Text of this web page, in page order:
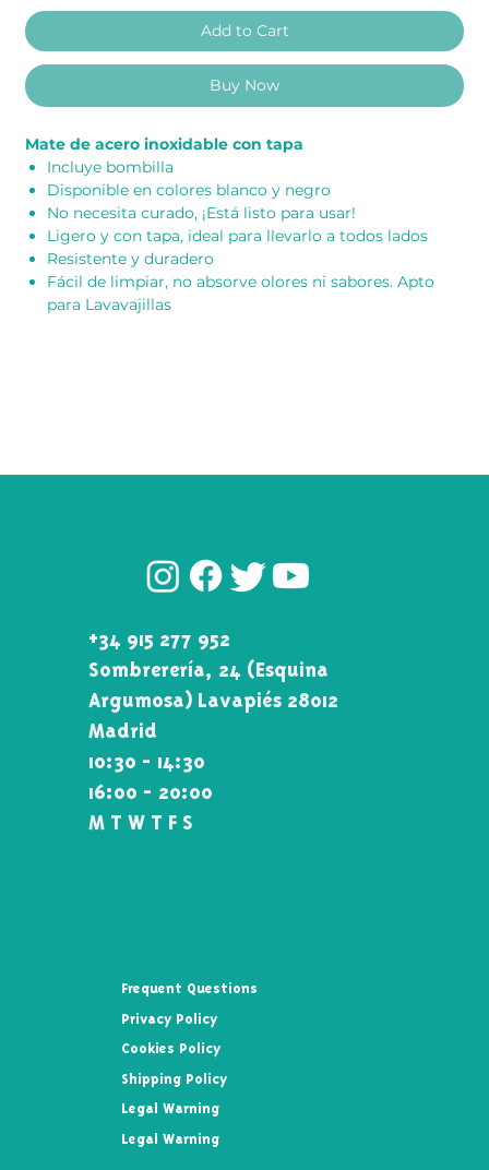
Add to Cart
Buy Now
Mate de acero inoxidable con tapa
Incluye bombilla
Disponible en colores blanco y negro
No necesita curado, ¡Está listo para usar!
Ligero y con tapa, ideal para llevarlo a todos lados
Resistente y duradero
Fácil de limpiar, no absorve olores ni sabores. Apto
para Lavavajillas
+34 915 277 952
Sombrerería, 24 (Esquina\
Argumosa) Lavapiés 28012
Madrid
10:30 - 14:30
16:00 - 20:00
M T W T F S
Frequent Questions
Privacy Policy
Cookies Policy
Shipping Policy
Legal Warning
Legal Warning